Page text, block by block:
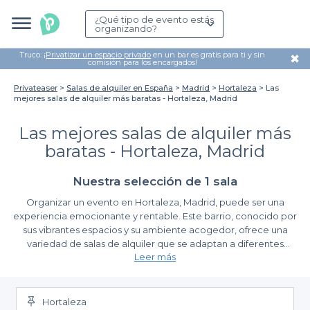
¿Qué tipo de evento estás
organizando?
Truco: ¡Privatizar un espacio privado en un bar es gratis para ti y sin
comisión para los encargados! ✖
Privateaser Salas de alquiler en España Madrid Hortaleza
Las
mejores salas de alquiler más baratas - Hortaleza, Madrid
Las mejores salas de alquiler más
baratas - Hortaleza, Madrid
Nuestra selección de 1 sala
Organizar un evento en Hortaleza, Madrid, puede ser una
experiencia emocionante y rentable. Este barrio, conocido por
sus vibrantes espacios y su ambiente acogedor, ofrece una
variedad de salas de alquiler que se adaptan a diferentes
necesidades y presupuestos. Aquí, en Privateaser, queremos
mejores salas de alquiler más baratas en esta zona.
Encuentra la sala perfecta para tu evento
Utilizando nuestra plataforma, podrás explorar una amplia gama
Leer más
Hortaleza